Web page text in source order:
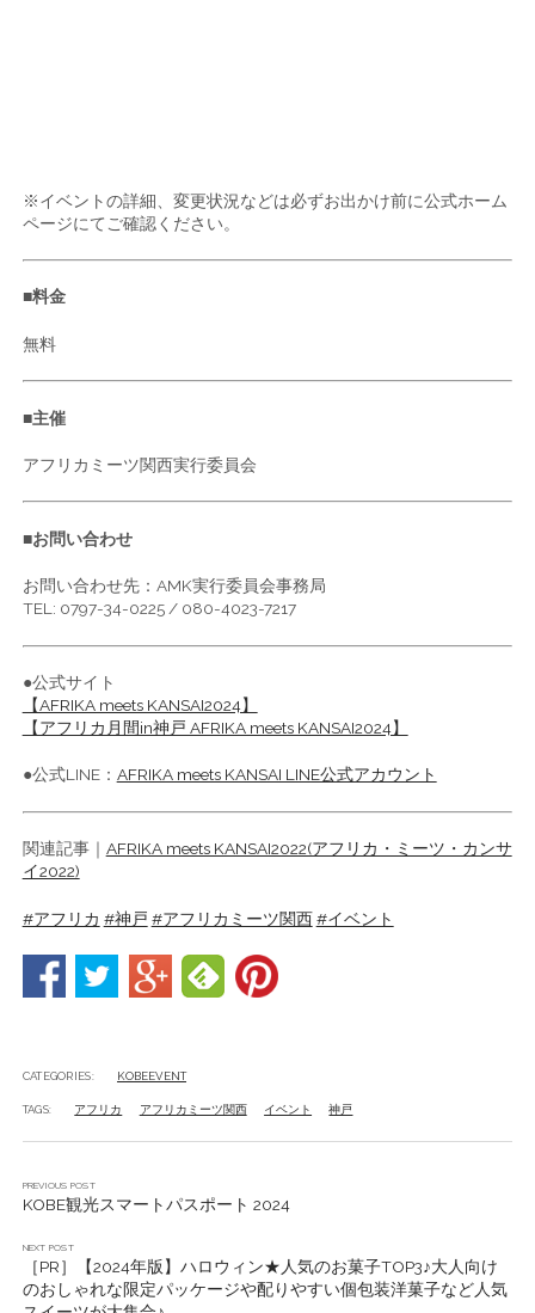
※イベントの詳細、変更状況などは必ずお出かけ前に公式ホーム
ページにてご確認ください。
■料金
無料
■主催
アフリカミーツ関西実行委員会
■お問い合わせ
お問い合わせ先：AMK実行委員会事務局
TEL: 0797-34-0225 / 080-4023-7217
●公式サイト
【AFRIKA meets KANSAI2024】
【アフリカ月間in神戸 AFRIKA meets KANSAI2024】
●公式LINE： AFRIKA meets KANSAI LINE公式アカウント
関連記事｜ AFRIKA meets KANSAI2022(アフリカ・ミーツ・カンサ
イ2022)
#アフリカ #神戸 #アフリカミーツ関西 #イベント
CATEGORIES: KOBEEVENT
TAGS: アフリカ アフリカミーツ関西 イベント 神戸
PREVIOUS POST
KOBE観光スマートパスポート 2024
NEXT POST
［PR］【2024年版】ハロウィン★人気のお菓子TOP3♪大人向け
のおしゃれな限定パッケージや配りやすい個包装洋菓子など人気